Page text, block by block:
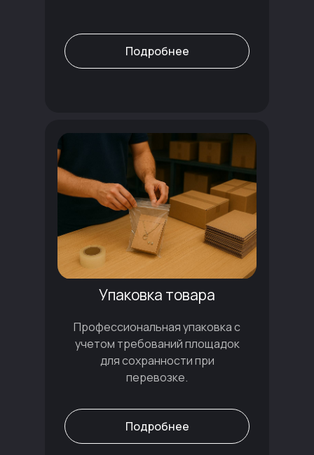
Упаковка товара
Подробнее
Профессиональная упаковка с
учетом требований площадок
для сохранности при
перевозке.
Подробнее